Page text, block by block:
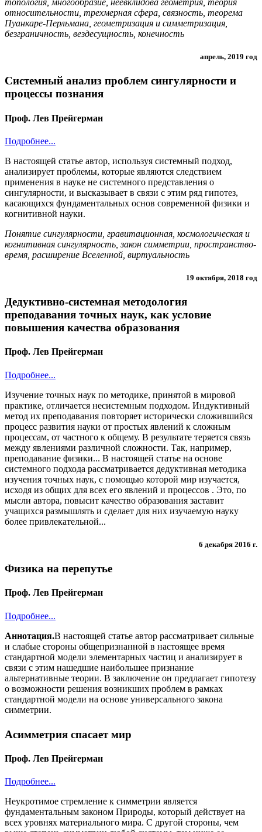
топология, многообразие, неевклидова геометрия, теория
относительности, трехмерная сфера, связность, теорема
Пуанкаре-Перльмана, геометризация и симметризация,
безграничность, вездесущность, конечность
апрель, 2019 год
Системный анализ проблем сингулярности и
процессы познания
Проф. Лев Прейгерман
Подробнее...
В настоящей статье автор, используя системный подход,
анализирует проблемы, которые являются следствием
применения в науке не системного представления о
сингулярности, и высказывает в связи с этим ряд гипотез,
касающихся фундаментальных основ современной физики и
когнитивной науки.
Понятие сингулярности, гравитационная, космологическая и
когнитивная сингулярность, закон симметрии, пространство-
время, расширение Вселенной, виртуальность
19 октября, 2018 год
Дедуктивно-системная методология
преподавания точных наук, как условие
повышения качества образования
Проф. Лев Прейгерман
Подробнее...
Изучение точных наук по методике, принятой в мировой
практике, отличается несистемным подходом. Индуктивный
метод их преподавания повторяет исторически сложившийся
процесс развития науки от простых явлений к сложным
процессам, от частного к общему. В результате теряется связь
между явлениями различной сложности. Так, например,
преподавание физики... В настоящей статье на основе
системного подхода рассматривается дедуктивная методика
изучения точных наук, с помощью которой мир изучается,
исходя из общих для всех его явлений и процессов . Это, по
мысли автора, повысит качество образования заставит
учащихся размышлять и сделает для них изучаемую науку
более привлекательной...
6 декабря 2016 г.
Физика на перепутье
Проф. Лев Прейгерман
Подробнее...
Аннотация.В настоящей статье автор рассматривает сильные
и слабые стороны общепризнанной в настоящее время
стандартной модели элементарных частиц и анализирует в
связи с этим нашедшие наибольшее признание
альтернативные теории. В заключение он предлагает гипотезу
о возможности решения возникших проблем в рамках
стандартной модели на основе универсального закона
симметрии.
Асимметрия спасает мир
Проф. Лев Прейгерман
Подробнее...
Неукротимое стремление к симметрии является
фундаментальным законом Природы, который действует на
всех уровнях материального мира. С другой стороны, чем